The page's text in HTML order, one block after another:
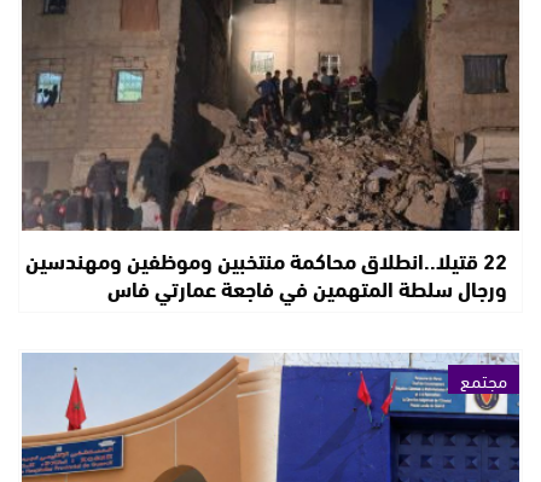
22 قتيلا..انطلاق محاكمة منتخبين وموظفين ومهندسين
ورجال سلطة المتهمين في فاجعة عمارتي فاس
مجتمع